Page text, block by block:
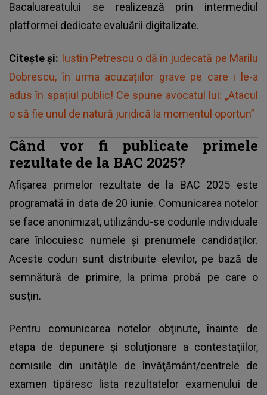
Bacaluareatului se realizează prin intermediul
platformei dedicate evaluării digitalizate.
Citește și: Iustin Petrescu o dă în judecată pe Marilu
Dobrescu, în urma acuzațiilor grave pe care i le-a
adus în spațiul public! Ce spune avocatul lui: „Atacul
o să fie unul de natură juridică la momentul oportun”
Când vor fi publicate primele
rezultate de la BAC 2025?
Afişarea primelor rezultate de la BAC 2025 este
programată în data de 20 iunie. Comunicarea notelor
se face anonimizat, utilizându-se codurile individuale
care înlocuiesc numele şi prenumele candidaţilor.
Aceste coduri sunt distribuite elevilor, pe bază de
semnătură de primire, la prima probă pe care o
susţin.
Pentru comunicarea notelor obţinute, înainte de
etapa de depunere şi soluţionare a contestaţiilor,
comisiile din unităţile de învăţământ/centrele de
examen tipăresc lista rezultatelor examenului de